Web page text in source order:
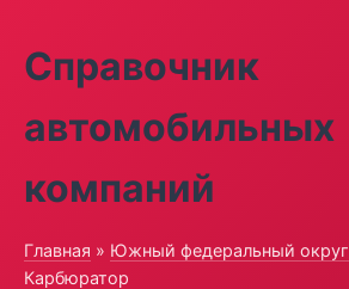
Справочник
автомобильных
компаний
Главная » Южный федеральный округ
Карбюратор